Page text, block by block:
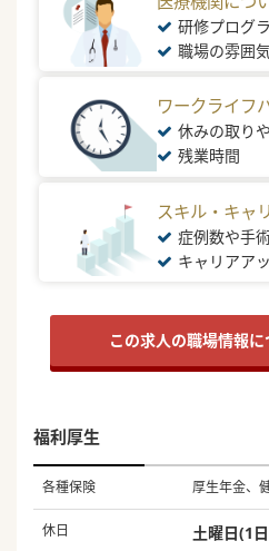
研修プログ
職場の雰囲
ワークライフ
休みの取り
残業時間
スキル・キャ
症例数や手
キャリアア
この求人の職場情報
福利厚生
各種保険 厚生年金、
休日 土曜日(1